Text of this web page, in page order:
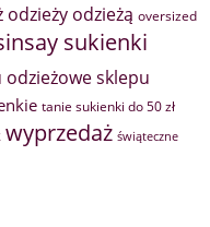
odzieży odzieżą oversized
sukienki
odzieżowesklepu
tanie sukienki do 50 zł
wyprzedaż świąteczne